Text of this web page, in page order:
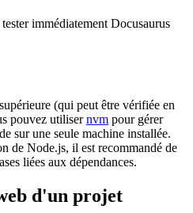
immédiatement Docusaurus
(qui peut être vérifiée en
pouvez utilisernvm pour gérer
sur une seule machine installée.
de Node.js, il est recommandé de
liées aux dépendances.
d'un projet